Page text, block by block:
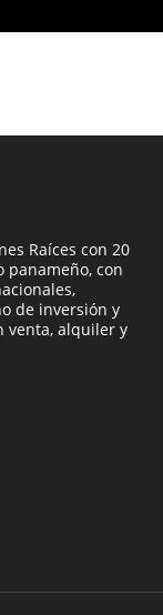
Raíces con 20
panameño, con
de inversión y
venta, alquiler y